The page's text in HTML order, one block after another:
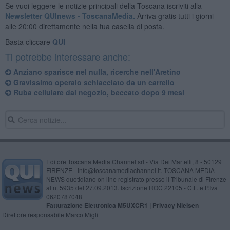
Se vuoi leggere le notizie principali della Toscana iscriviti alla
Newsletter QUInews - ToscanaMedia. Arriva gratis tutti i giorni
alle 20:00 direttamente nella tua casella di posta.
Basta cliccare QUI
Ti potrebbe interessare anche:
Anziano sparisce nel nulla, ricerche nell'Aretino
Gravissimo operaio schiacciato da un carrello
Ruba cellulare dal negozio, beccato dopo 9 mesi
Editore Toscana Media Channel srl - Via Dei Martelli, 8 - 50129
FIRENZE - info@toscanamediachannel.it. TOSCANA MEDIA
NEWS quotidiano on line registrato presso il Tribunale di Firenze
al n. 5935 del 27.09.2013. Iscrizione ROC 22105 - C.F. e P.Iva
0620787048
Fatturazione Elettronica M5UXCR1 | Privacy Nielsen
Direttore responsabile Marco Migli